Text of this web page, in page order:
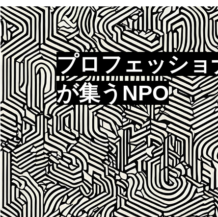
プロフェッショ
が集うNPO